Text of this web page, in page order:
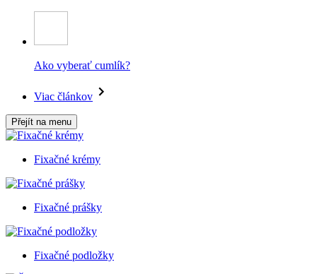
Ako vyberať cumlík?
Viac článkov
Přejít na menu
Fixačné krémy
Fixačné prášky
Fixačné podložky